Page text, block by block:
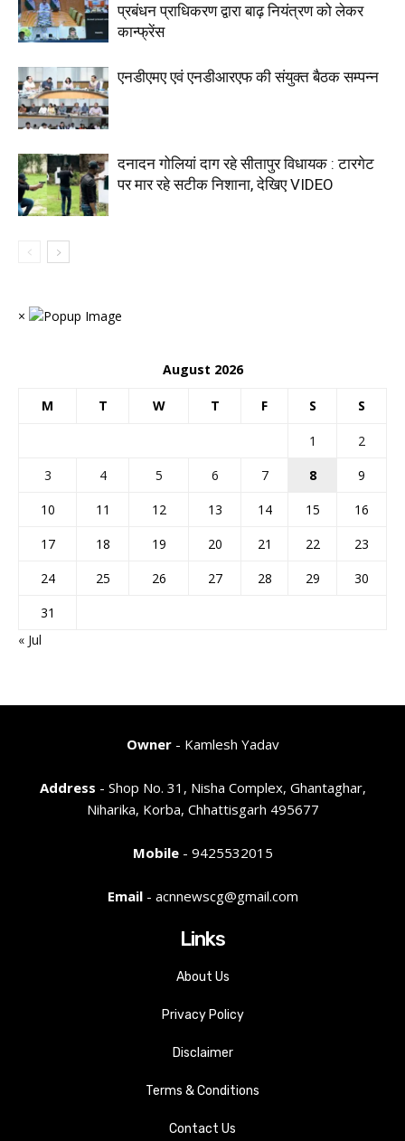
प्रबंधन प्राधिकरण द्वारा बाढ़ नियंत्रण को लेकर
कान्फ्रेंस
एनडीएमए एवं एनडीआरएफ की संयुक्त बैठक सम्पन्न
दनादन गोलियां दाग रहे सीतापुर विधायक : टारगेट
पर मार रहे सटीक निशाना, देखिए VIDEO
×
August 2026
M T W T F S S
1
2
3
4 5 6 7 8
9
10
11 12 13 14 15
16
17
18 19 20 21 22
23
24
25 26 27 28 29
30
31
« Jul
Owner- Kamlesh Yadav
Address - Shop No. 31, Nisha Complex, Ghantaghar,
Niharika, Korba, Chhattisgarh 495677
Mobile- 9425532015
Email- acnnewscg@gmail.com
Links
About Us
Privacy Policy
Disclaimer
Terms & Conditions
Contact Us